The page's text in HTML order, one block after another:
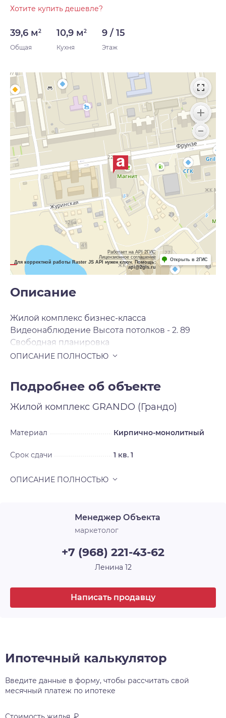
Хотите купить дешевле?
39,6 м2
Общая
10,9 м2
Кухня
9 / 15
Этаж
Работает на API 2ГИС
Лицензионное соглашение
Для корректной работы Raster JS API нужен ключ. Помощь:
api@2gis.ru
Открыть в 2ГИС
Описание
Жилой комплекс бизнес-класса
Видеонаблюдение Высота потолков - 2. 89
Свободная планировка
Подробнее об объекте
Жилой комплекс GRANDO (Грандо)
Материал Кирпично-монолитный
Срок сдачи 1 кв. 1
Менеджер Объекта
маркетолог
+7 (968) 221-43-62
Ленина 12
Написать продавцу
Ипотечный калькулятор
Введите данные в форму, чтобы рассчитать свой
месячный платеж по ипотеке